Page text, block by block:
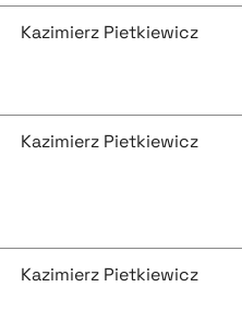
Kazimierz Pietkiewicz
Kazimierz Pietkiewicz
Kazimierz Pietkiewicz